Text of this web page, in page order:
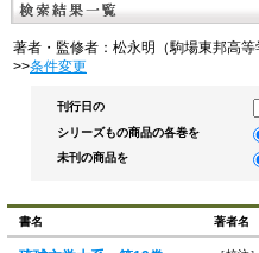
著者・監修者：松永明（駒場東邦高
>>条件変更
刊行日の
シリーズもの商品の各巻を
未刊の商品を
書名 著者名